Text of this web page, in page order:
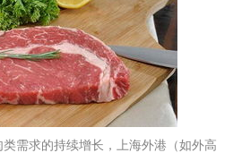
需求的持续增长，上海外港（如外高